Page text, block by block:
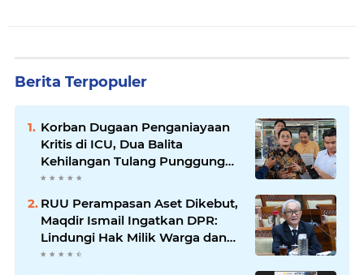
Berita Terpopuler
Korban Dugaan Penganiayaan
Kritis di ICU, Dua Balita
Kehilangan Tulang Punggung
Keluarga
RUU Perampasan Aset Dikebut,
Maqdir Ismail Ingatkan DPR:
Lindungi Hak Milik Warga dan
Cegah Penyalahgunaan